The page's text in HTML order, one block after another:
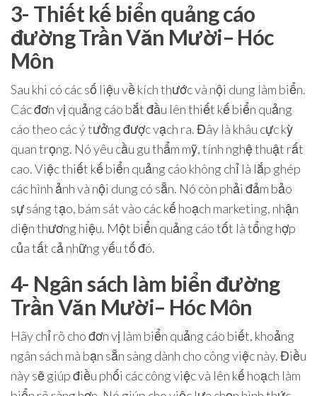
3- Thiết kế biển quảng cáo
đường Trần Văn Mười– Hóc
Môn
Sau khi có các số liệu về kích thước và nội dung làm biển.
Các đơn vị quảng cáo bắt đầu lên thiết kế biển quảng
cáo theo các ý tưởng được vạch ra. Đây là khâu cực kỳ
quan trọng. Nó yêu cầu gu thẩm mỹ, tính nghệ thuật rất
cao. Việc thiết kế biển quảng cáo không chỉ là lắp ghép
các hình ảnh và nội dung có sẵn. Nó còn phải đảm bảo
sự sáng tạo, bám sát vào các kế hoạch marketing, nhận
diện thương hiệu. Một biển quảng cáo tốt là tổng hợp
của tất cả những yếu tố đó.
4- Ngân sách làm biển đường
Trần Văn Mười– Hóc Môn
Hãy chỉ rõ cho đơn vị làm biển quảng cáo biết, khoảng
ngân sách mà bạn sẵn sàng dành cho công việc này. Điều
này sẽ giúp điều phối các công việc và lên kế hoạch làm